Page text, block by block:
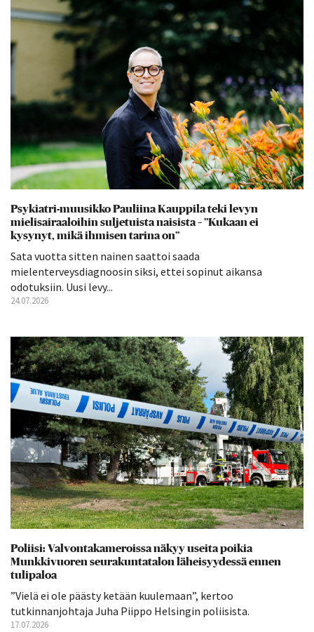
Psykiatri-muusikko Pauliina Kauppila teki levyn
mielisairaaloihin suljetuista naisista – ”Kukaan ei
kysynyt, mikä ihmisen tarina on”
Sata vuotta sitten nainen saattoi saada
mielenterveysdiagnoosin siksi, ettei sopinut aikansa
odotuksiin. Uusi levy...
24.07.2026
Poliisi: Valvontakameroissa näkyy useita poikia
Munkkivuoren seurakuntatalon läheisyydessä ennen
tulipaloa
”Vielä ei ole päästy ketään kuulemaan”, kertoo
tutkinnanjohtaja Juha Piippo Helsingin poliisista.
17.07.2026